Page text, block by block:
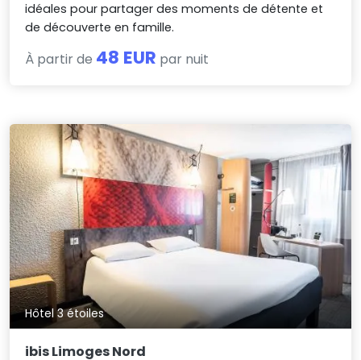
idéales pour partager des moments de détente et
de découverte en famille.
À partir de 48 EUR par nuit
Hôtel 3 étoiles
ibis Limoges Nord